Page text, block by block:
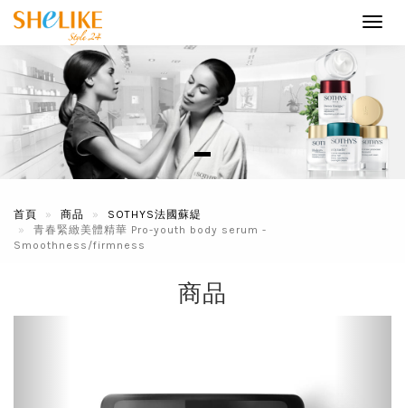
首頁 商品
SOTHYS法國蘇緹
青春緊緻美體精華 Pro-youth body serum -
Smoothness/firmness
商品